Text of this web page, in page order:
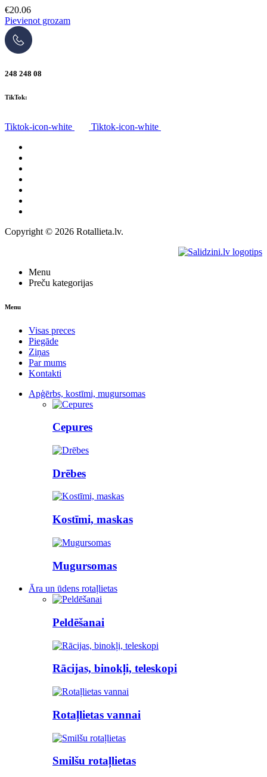
€20.06
Pievienot grozam
248 248 08
TikTok:
Tiktok-icon-white
Tiktok-icon-white
Copyright © 2026 Rotallieta.lv.
Menu
Preču kategorijas
Menu
Visas preces
Piegāde
Ziņas
Par mums
Kontakti
Apģērbs, kostīmi, mugursomas
Cepures
Drēbes
Kostīmi, maskas
Mugursomas
Āra un ūdens rotaļlietas
Peldēšanai
Rācijas, binokļi, teleskopi
Rotaļlietas vannai
Smilšu rotaļlietas